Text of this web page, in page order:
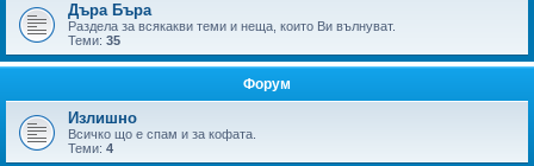
Дъра Бъра
Раздела за всякакви теми и неща, които Ви вълнуват.
Теми: 35
Форум
Излишно
Всичко що е спам и за кофата.
Теми: 4